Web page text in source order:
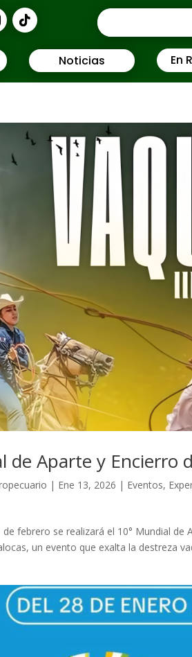
Noticias En
de Aparte y Encierro
| Ene 13, 2026 | Eventos,
de febrero se realizará el 10° Mundial
un evento que exalta la destreza